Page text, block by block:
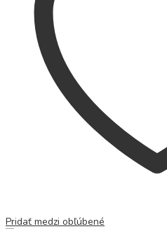
Pridať medzi obľúbené